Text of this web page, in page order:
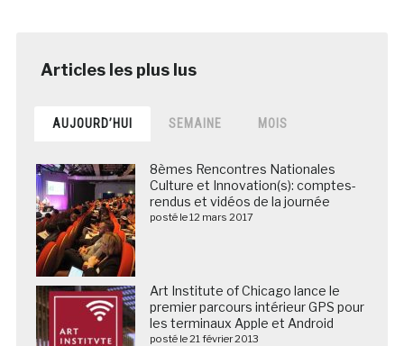
AUJOURD’HUI SEMAINE MOIS
8èmes Rencontres Nationales
Culture et Innovation(s): comptes-
rendus et vidéos de la journée
posté le 12 mars 2017
Art Institute of Chicago lance le
premier parcours intérieur GPS pour
les terminaux Apple et Android
posté le 21 février 2013